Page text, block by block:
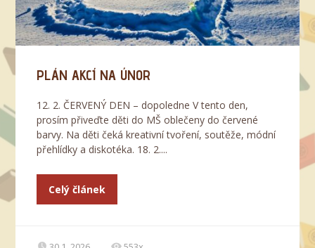
PLÁN AKCÍ NA ÚNOR
12. 2. ČERVENÝ DEN – dopoledne V tento den,
prosím přiveďte děti do MŠ oblečeny do červené
barvy. Na děti čeká kreativní tvoření, soutěže, módní
přehlídky a diskotéka. 18. 2....
Celý článek